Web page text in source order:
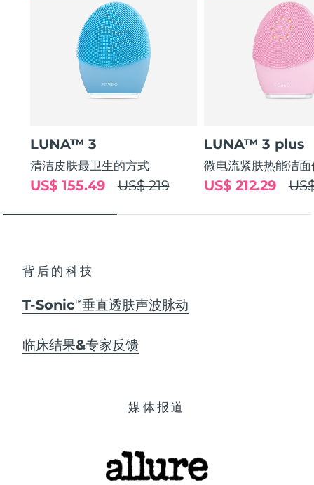
LUNA™ 3
清洁皮肤最卫生的方式
US$ 219
US$ 155.49
LUNA™ 3 plus
微电流紧肤热能洁面
US$ 212.29
背后的科技
T-SonicTM 垂直透肤声波脉动
临床结果&专家反馈
媒体报道